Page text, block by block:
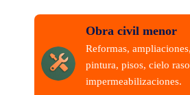
Obra civil menor
Reformas,
pintura, pisos, cielo
impermeabilizaciones.